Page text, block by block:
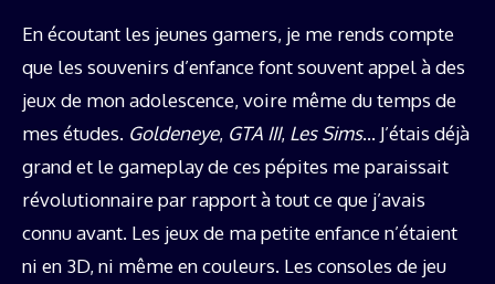
En écoutant les jeunes gamers, je me rends compte
que les souvenirs d’enfance font souvent appel à des
jeux de mon adolescence, voire même du temps de
mes études. Goldeneye, GTA III, Les Sims… J’étais déjà
grand et le gameplay de ces pépites me paraissait
révolutionnaire par rapport à tout ce que j’avais
connu avant. Les jeux de ma petite enfance n’étaient
ni en 3D, ni même en couleurs. Les consoles de jeu